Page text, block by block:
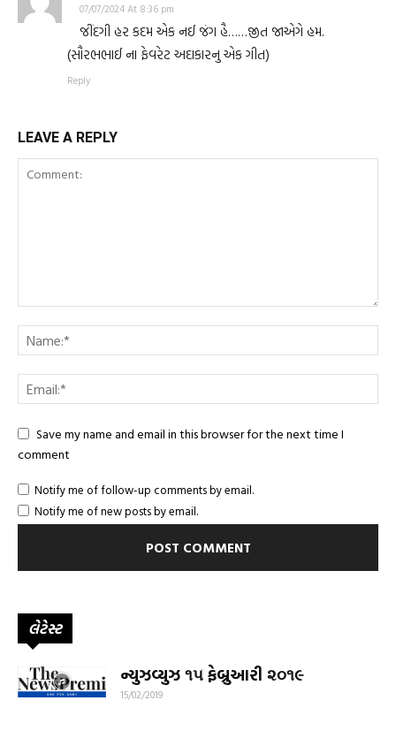
07/07/2024 At 8:36 pm
જીંદગી હર કદમ એક નઈ જંગ હૈ……જીત જાએગે હમ.
(સૌરભભાઈ ના ફેવરેટ અદાકારનુ એક ગીત)
Reply
LEAVE A REPLY
Save my name and email in this browser for the next time I
comment
Notify me of follow-up comments by email.
Notify me of new posts by email.
લેટેસ્ટ
ન્યુઝવ્યુઝ ૧૫ ફેબ્રુઆરી ૨૦૧૯
15/02/2019